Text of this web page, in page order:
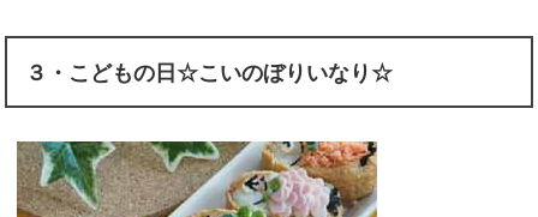
３・こどもの日☆こいのぼりいなり☆